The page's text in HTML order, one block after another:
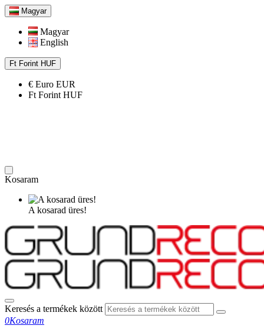
Magyar
Magyar
English
Ft Forint HUF
€ Euro EUR
Ft Forint HUF
Kosaram
A kosarad üres!
Keresés a termékek között
0Kosaram